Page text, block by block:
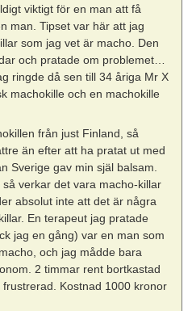
viktigt för en man att få
man. Tipset var här att jag
som jag vet är macho. Den
och pratade om problemet…
ringde då sen till 34 åriga Mr X
machokille och en machokille
från just Finland, så
än efter att ha pratat ut med
Sverige gav min själ balsam.
verkar det vara macho-killar
absolut inte att det är några
En terapeut jag pratade
jag en gång) var en man som
och jag mådde bara
2 timmar rent bortkastad
Kostnad 1000 kronor